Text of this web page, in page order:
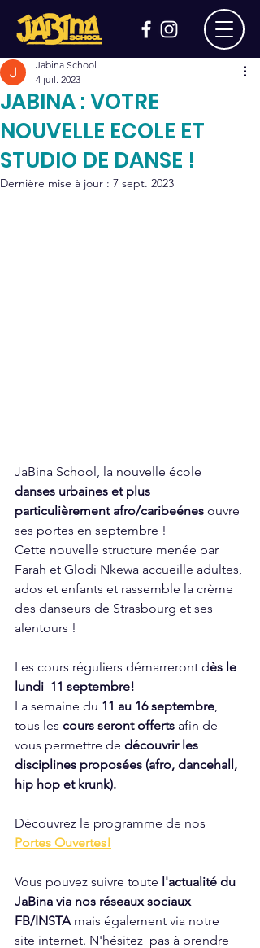
JABINA : VOTRE
NOUVELLE ECOLE ET
STUDIO DE DANSE !
Jabina School
4 juil. 2023
Dernière mise à jour : 7 sept. 2023
JaBina School, la nouvelle école
danses urbaines et plus
particulièrement afro/caribeénes ouvre
ses portes en septembre !
Cette nouvelle structure menée par
Farah et Glodi Nkewa accueille adultes,
ados et enfants et rassemble la crème
des danseurs de Strasbourg et ses
alentours !
Les cours réguliers démarreront dès le
lundi  11 septembre!
La semaine du 11 au 16 septembre,
tous les cours seront offerts afin de
vous permettre de découvrir les
disciplines proposées (afro, dancehall,
hip hop et krunk).
Découvrez le programme de nos
Portes Ouvertes!
Vous pouvez suivre toute l'actualité du
JaBina via nos réseaux sociaux
FB/INSTA mais également via notre
site internet. N'hésitez  pas à prendre